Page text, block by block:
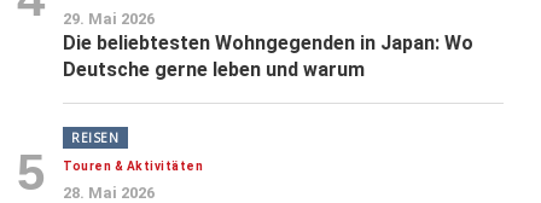
29. Mai 2026
Die beliebtesten Wohngegenden in Japan: Wo
Deutsche gerne leben und warum
5
REISEN
Touren & Aktivitäten
28. Mai 2026